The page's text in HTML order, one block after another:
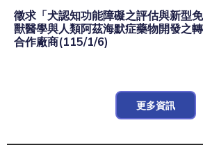
徵求「犬認知功能障礙之評估與新型
獸醫學與人類阿茲海默症藥物開發之
合作廠商(115/1/6)
更多資訊